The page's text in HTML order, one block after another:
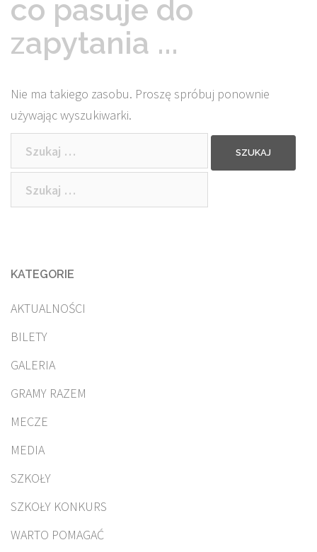
co pasuje do
zapytania ...
Nie ma takiego zasobu. Proszę spróbuj ponownie
używając wyszukiwarki.
Szukaj:
Szukaj:
KATEGORIE
AKTUALNOŚCI
BILETY
GALERIA
GRAMY RAZEM
MECZE
MEDIA
SZKOŁY
SZKOŁY KONKURS
WARTO POMAGAĆ